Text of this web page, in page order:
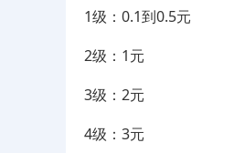
1级：0.1到0.5元
2级：1元
3级：2元
4级：3元